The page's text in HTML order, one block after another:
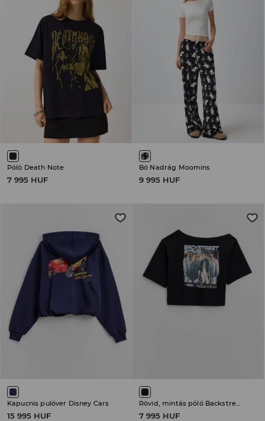
Póló Death Note
7 995 HUF
Bő Nadrág Moomins
9 995 HUF
Kapucnis pulóver Disney Cars
15 995 HUF 7 995 HUF